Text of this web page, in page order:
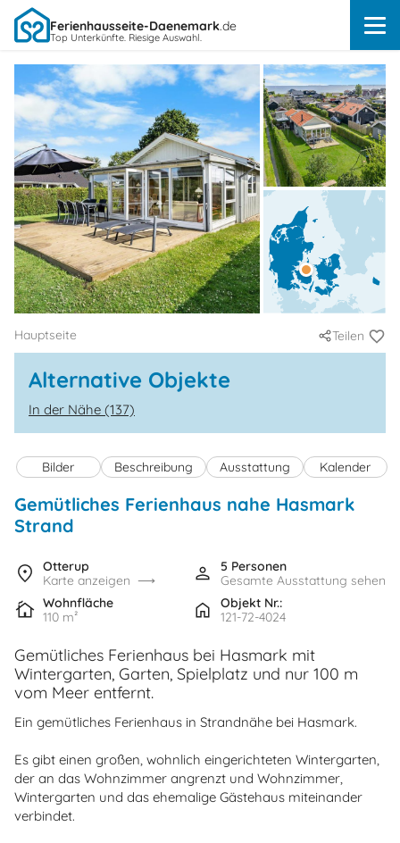
Ferienhausseite-Daenemark.de
Top Unterkünfte. Riesige Auswahl.
Hauptseite Teilen
Alternative Objekte
In der Nähe (137)
Bilder Beschreibung Ausstattung Kalender
Gemütliches Ferienhaus nahe Hasmark
Strand
Otterup
Karte anzeigen
5 Personen
Gesamte Ausstattung sehen
Wohnfläche
110 m²
Objekt Nr.:
121-72-4024
Gemütliches Ferienhaus bei Hasmark mit
Wintergarten, Garten, Spielplatz und nur 100 m
vom Meer entfernt.
Ein gemütliches Ferienhaus in Strandnähe bei Hasmark.
Es gibt einen großen, wohnlich eingerichteten Wintergarten,
der an das Wohnzimmer angrenzt und Wohnzimmer,
Wintergarten und das ehemalige Gästehaus miteinander
verbindet.